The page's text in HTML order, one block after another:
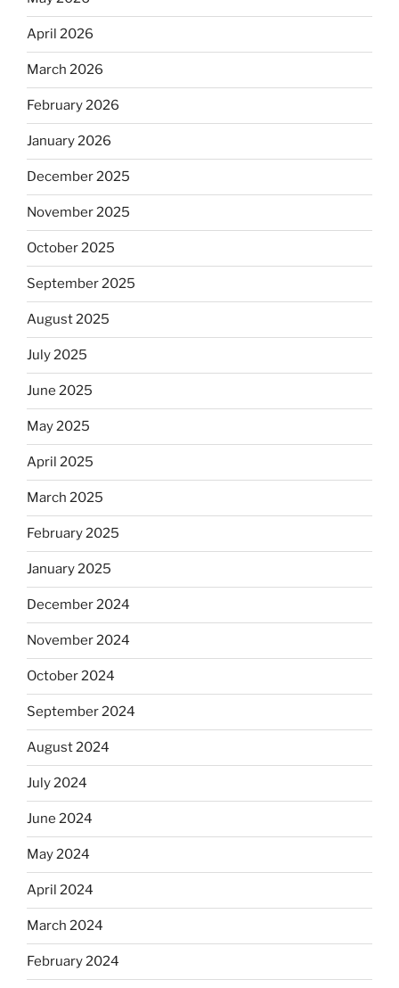
April 2026
March 2026
February 2026
January 2026
December 2025
November 2025
October 2025
September 2025
August 2025
July 2025
June 2025
May 2025
April 2025
March 2025
February 2025
January 2025
December 2024
November 2024
October 2024
September 2024
August 2024
July 2024
June 2024
May 2024
April 2024
March 2024
February 2024